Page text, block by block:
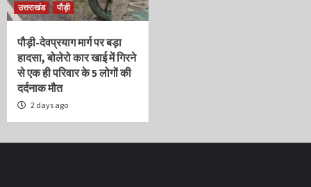
उत्तराखंड
पौड़ी
पौड़ी-देवप्रयाग मार्ग पर बड़ा
हादसा, बोलेरो कार खाई में गिरने
से एक ही परिवार के 5 लोगों की
दर्दनाक मौत
2 days ago